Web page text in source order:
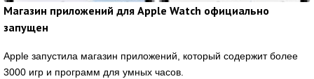
Магазин приложений для Apple Watch официально
запущен
Apple запустила магазин приложений, который содержит более
3000 игр и программ для умных часов.